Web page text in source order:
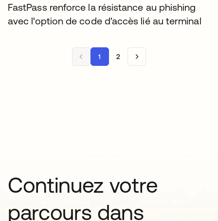
FastPass renforce la résistance au phishing
avec l'option de code d'accès lié au terminal
1 2
Continuez votre
parcours dans